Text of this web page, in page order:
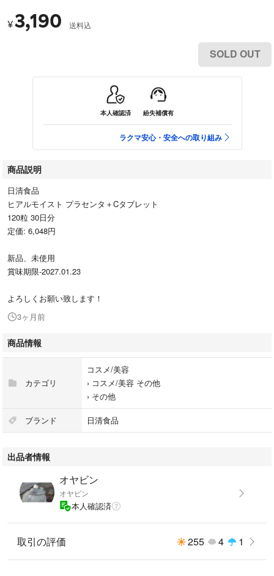
¥3,190 送料込
SOLD OUT
本人確認済 紛失補償有
ラクマ安心・安全への取り組み
商品説明
日清食品
ヒアルモイスト プラセンタ＋Cタブレット
120粒 30日分
定価: 6,048円
新品、未使用
賞味期限-2027.01.23
よろしくお願い致します！
3ヶ月前
商品情報
カテゴリ
コスメ/美容
› コスメ/美容 その他
› その他
ブランド 日清食品
出品者情報
オヤビン
オヤビン
本人確認済
取引の評価 255 4 1